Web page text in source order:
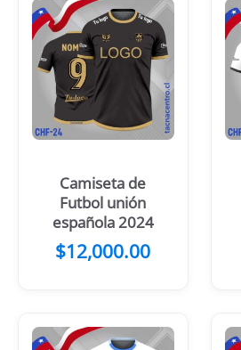
Camiseta de
Futbol unión
española 2024
$12,000.00